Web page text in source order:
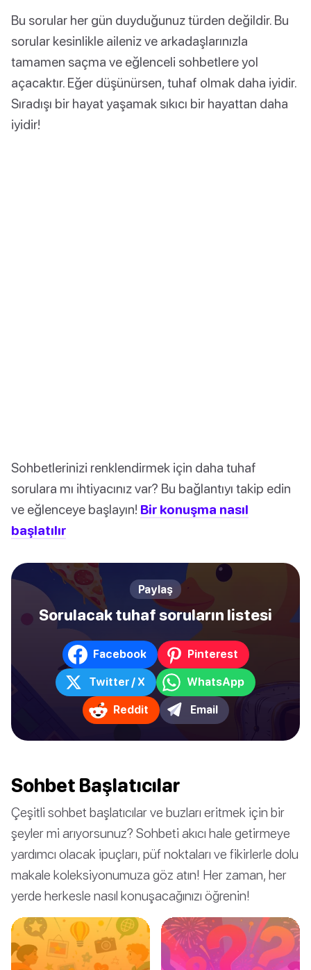
Bu sorular her gün duyduğunuz türden değildir. Bu
sorular kesinlikle aileniz ve arkadaşlarınızla
tamamen saçma ve eğlenceli sohbetlere yol
açacaktır. Eğer düşünürsen, tuhaf olmak daha iyidir.
Sıradışı bir hayat yaşamak sıkıcı bir hayattan daha
iyidir!
Sohbetlerinizi renklendirmek için daha tuhaf
sorulara mı ihtiyacınız var? Bu bağlantıyı takip edin
ve eğlenceye başlayın! Bir konuşma nasıl
başlatılır
Paylaş
Sorulacak tuhaf soruların listesi
Facebook Pinterest
Twitter / X WhatsApp
Reddit Email
Sohbet Başlatıcılar
Çeşitli sohbet başlatıcılar ve buzları eritmek için bir
şeyler mi arıyorsunuz? Sohbeti akıcı hale getirmeye
yardımcı olacak ipuçları, püf noktaları ve fikirlerle dolu
makale koleksiyonumuza göz atın! Her zaman, her
yerde herkesle nasıl konuşacağınızı öğrenin!